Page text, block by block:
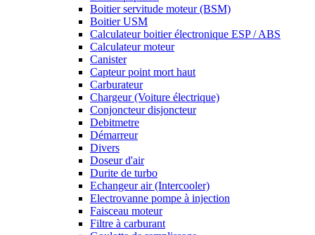
Boitier servitude moteur (BSM)
Boitier USM
Calculateur boitier électronique ESP / ABS
Calculateur moteur
Canister
Capteur point mort haut
Carburateur
Chargeur (Voiture électrique)
Conjoncteur disjoncteur
Debitmetre
Démarreur
Divers
Doseur d'air
Durite de turbo
Echangeur air (Intercooler)
Electrovanne pompe à injection
Faisceau moteur
Filtre à carburant